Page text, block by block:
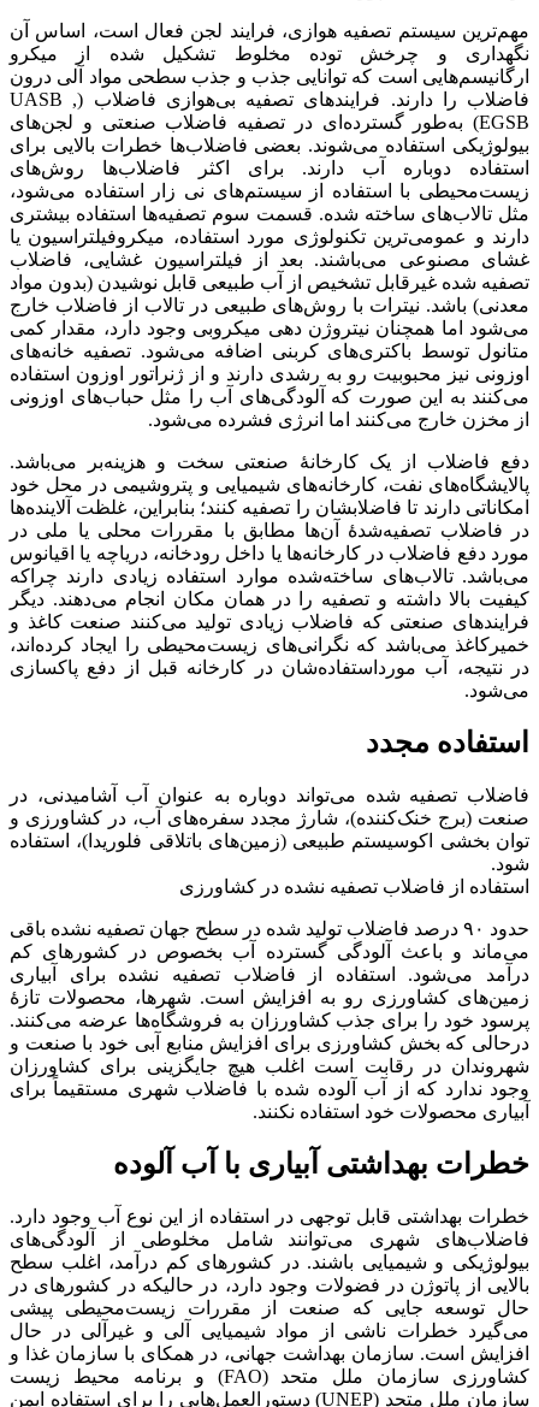
مهم‌ترین سیستم تصفیه هوازی، فرایند لجن فعال است، اساس آن
نگهداری و چرخش توده مخلوط تشکیل شده از میکرو
ارگانیسم‌هایی است که توانایی جذب و جذب سطحی مواد آلی درون
فاضلاب را دارند. فرایندهای تصفیه بی‌هوازی فاضلاب (UASB ,
EGSB) به‌طور گسترده‌ای در تصفیه فاضلاب صنعتی و لجن‌های
بیولوژیکی استفاده می‌شوند. بعضی فاضلاب‌ها خطرات بالایی برای
استفاده دوباره آب دارند. برای اکثر فاضلاب‌ها روش‌های
زیست‌محیطی با استفاده از سیستم‌های نی زار استفاده می‌شود،
مثل تالاب‌های ساخته شده. قسمت سوم تصفیه‌ها استفاده بیشتری
دارند و عمومی‌ترین تکنولوژی مورد استفاده، میکروفیلتراسیون یا
غشای مصنوعی می‌باشند. بعد از فیلتراسیون غشایی، فاضلاب
تصفیه شده غیرقابل تشخیص از آب طبیعی قابل نوشیدن (بدون مواد
معدنی) باشد. نیترات با روش‌های طبیعی در تالاب از فاضلاب خارج
می‌شود اما همچنان نیتروژن دهی میکروبی وجود دارد، مقدار کمی
متانول توسط باکتری‌های کربنی اضافه می‌شود. تصفیه خانه‌های
اوزونی نیز محبوبیت رو به رشدی دارند و از ژنراتور اوزون استفاده
می‌کنند به این صورت که آلودگی‌های آب را مثل حباب‌های اوزونی
از مخزن خارج می‌کنند اما انرژی فشرده می‌شود.
دفع فاضلاب از یک کارخانهٔ صنعتی سخت و هزینه‌بر می‌باشد.
پالایشگاه‌های نفت، کارخانه‌های شیمیایی و پتروشیمی در محل خود
امکاناتی دارند تا فاضلابشان را تصفیه کنند؛ بنابراین، غلظت آلاینده‌ها
در فاضلاب تصفیه‌شدهٔ آن‌ها مطابق با مقررات محلی یا ملی در
مورد دفع فاضلاب در کارخانه‌ها یا داخل رودخانه، دریاچه یا اقیانوس
می‌باشد. تالاب‌های ساخته‌شده موارد استفاده زیادی دارند چراکه
کیفیت بالا داشته و تصفیه را در همان مکان انجام می‌دهند. دیگر
فرایندهای صنعتی که فاضلاب زیادی تولید می‌کنند صنعت کاغذ و
خمیرکاغذ می‌باشد که نگرانی‌های زیست‌محیطی را ایجاد کرده‌اند،
در نتیجه، آب مورداستفاده‌شان در کارخانه قبل از دفع پاکسازی
می‌شود.
استفاده مجدد
فاضلاب تصفیه شده می‌تواند دوباره به عنوان آب آشامیدنی، در
صنعت (برج خنک‌کننده)، شارژ مجدد سفره‌های آب، در کشاورزی و
توان بخشی اکوسیستم طبیعی (زمین‌های باتلاقی فلوریدا)، استفاده
شود.
استفاده از فاضلاب تصفیه نشده در کشاورزی
حدود ۹۰ درصد فاضلاب تولید شده در سطح جهان تصفیه نشده باقی
می‌ماند و باعث آلودگی گسترده آب بخصوص در کشورهای کم
درآمد می‌شود. استفاده از فاضلاب تصفیه نشده برای آبیاری
زمین‌های کشاورزی رو به افزایش است. شهرها، محصولات تازهٔ
پرسود خود را برای جذب کشاورزان به فروشگاه‌ها عرضه می‌کنند.
درحالی که بخش کشاورزی برای افزایش منابع آبی خود با صنعت و
شهروندان در رقابت است اغلب هیچ جایگزینی برای کشاورزان
وجود ندارد که از آب آلوده شده با فاضلاب شهری مستقیماً برای
آبیاری محصولات خود استفاده نکنند.
خطرات بهداشتی آبیاری با آب آلوده
خطرات بهداشتی قابل توجهی در استفاده از این نوع آب وجود دارد.
فاضلاب‌های شهری می‌توانند شامل مخلوطی از آلودگی‌های
بیولوژیکی و شیمیایی باشند. در کشورهای کم درآمد، اغلب سطح
بالایی از پاتوژن در فضولات وجود دارد، در حالیکه در کشورهای در
حال توسعه جایی که صنعت از مقررات زیست‌محیطی پیشی
می‌گیرد خطرات ناشی از مواد شیمیایی آلی و غیرآلی در حال
افزایش است. سازمان بهداشت جهانی، در همکای با سازمان غذا و
کشاورزی سازمان ملل متحد (FAO) و برنامه محیط زیست
سازمان ملل متحد (UNEP) دستورالعمل‌هایی را برای استفاده ایمن